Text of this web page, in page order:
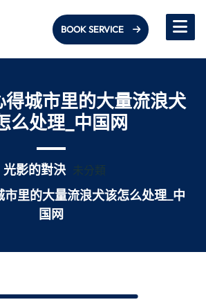
BOOK SERVICE
得城市里的大量流浪犬
么处理_中国网
光影的對決 未分類
里的大量流浪犬该怎么处理_中
国网